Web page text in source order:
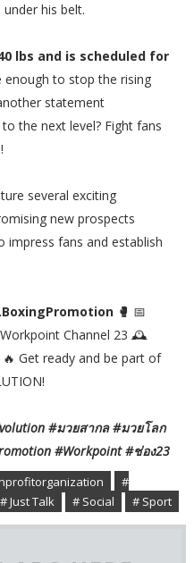
his belt.
lbs and is scheduled for
enough to stop the rising
statement
the next level? Fight fans
several exciting
new prospects
impress fans and establish
🥊 📅
Workpoint Channel 23 🕰
Get ready and be part of
#มวยสากล #มวยโลก
#Workpoint #ช่อง23
#
# Just Talk # Social # Sport